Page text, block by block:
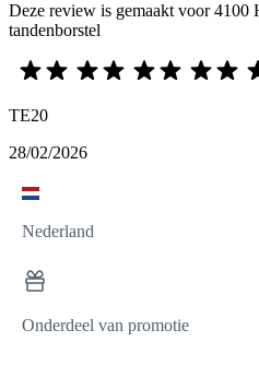
Deze review is gemaakt voor 4100
tandenborstel
TE20
28/02/2026
Nederland
Onderdeel van promotie